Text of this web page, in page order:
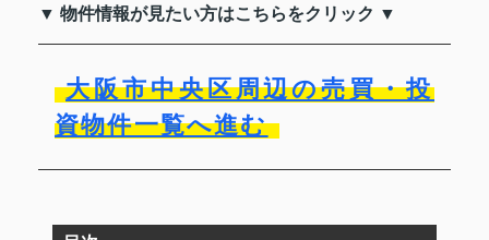
▼ 物件情報が見たい方はこちらをクリック ▼
大阪市中央区周辺の売買・投
資物件一覧へ進む